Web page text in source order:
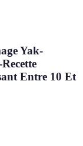
Yak-
Entre 10 Et